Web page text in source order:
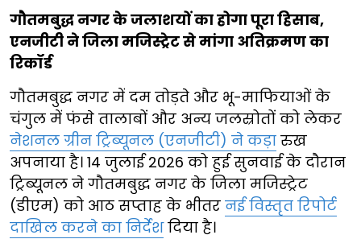
गौतमबुद्ध नगर के जलाशयों का होगा पूरा हिसाब,
एनजीटी ने जिला मजिस्ट्रेट से मांगा अतिक्रमण का
रिकॉर्ड
गौतमबुद्ध नगर में दम तोड़ते और भू-माफियाओं के
चंगुल में फंसे तालाबों और अन्य जलस्रोतों को लेकर
नेशनल ग्रीन ट्रिब्यूनल (एनजीटी) ने कड़ा रुख
अपनाया है। 14 जुलाई 2026 को हुई सुनवाई के दौरान
ट्रिब्यूनल ने गौतमबुद्ध नगर के जिला मजिस्ट्रेट
(डीएम) को आठ सप्ताह के भीतर नई विस्तृत रिपोर्ट
दाखिल करने का निर्देशदिया है।